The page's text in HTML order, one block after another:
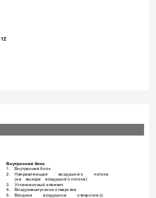
12
Внутренний блок
1. Внутренний блок
2. Направляющая воздушного потока
(на выходе воздушного потока)
3. Установочный элемент
4. Воздуховыпускное отверстие
5.
Входное воздушное отверстие (с